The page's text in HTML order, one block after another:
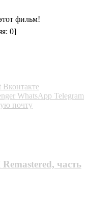
фильм!
0]
Вконтакте
WhatsApp Telegram
почту
часть